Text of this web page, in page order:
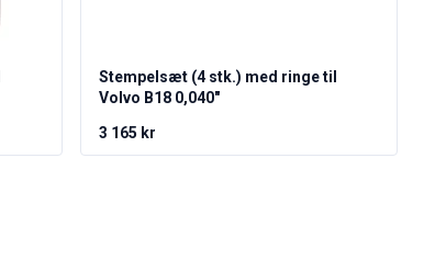
Stempelsæt (4 stk.) med ringe til
Volvo B18 0,040"
3 165 kr